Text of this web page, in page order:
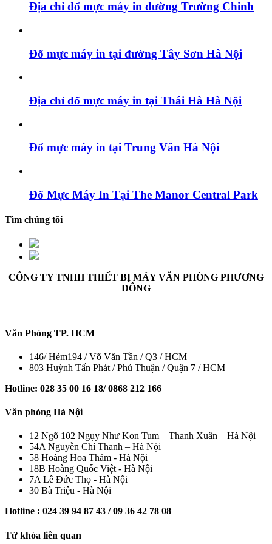
Địa chỉ đổ mực máy in đường Trường Chinh
Đổ mực máy in tại đường Tây Sơn Hà Nội
Địa chỉ đổ mực máy in tại Thái Hà Hà Nội
Đổ mực máy in tại Trung Văn Hà Nội
Đổ Mực Máy In Tại The Manor Central Park
Tìm chúng tôi
CÔNG TY TNHH THIẾT BỊ MÁY VĂN PHÒNG PHƯƠNG
ĐÔNG
Văn Phòng TP. HCM
146/ Hẻm194 / Võ Văn Tần / Q3 / HCM
803 Huỳnh Tấn Phát / Phú Thuận / Quận 7 / HCM
Hotline: 028 35 00 16 18/ 0868 212 166
Văn phòng Hà Nội
12 Ngõ 102 Ngụy Như Kon Tum – Thanh Xuân – Hà Nội
54A Nguyễn Chí Thanh – Hà Nội
58 Hoàng Hoa Thám - Hà Nội
18B Hoàng Quốc Việt - Hà Nội
7A Lê Đức Thọ - Hà Nội
30 Bà Triệu - Hà Nội
Hotline : 024 39 94 87 43 / 09 36 42 78 08
Từ khóa liên quan